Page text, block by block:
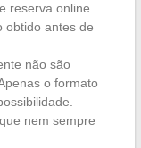
reserva online.
obtido antes de
não são
o formato
nem sempre